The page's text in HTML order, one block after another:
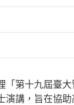
「第十九屆臺
演講，旨在協